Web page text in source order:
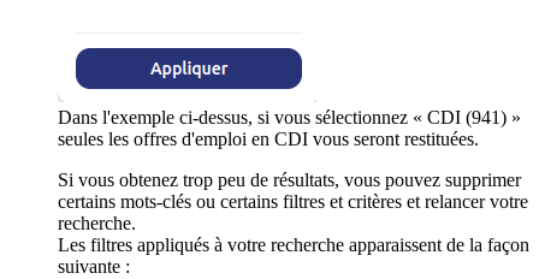
Dans l'exemple ci-dessus, si vous sélectionnez « CDI (941) »
seules les offres d'emploi en CDI vous seront restituées.
Si vous obtenez trop peu de résultats, vous pouvez supprimer
certains mots-clés ou certains filtres et critères et relancer votre
recherche.
Les filtres appliqués à votre recherche apparaissent de la façon
suivante :